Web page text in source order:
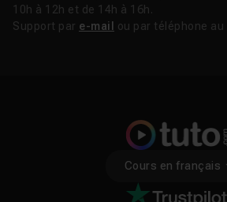
10h à 12h et de 14h à 16h.
Support par e-mail ou par téléphone au
Cours en français